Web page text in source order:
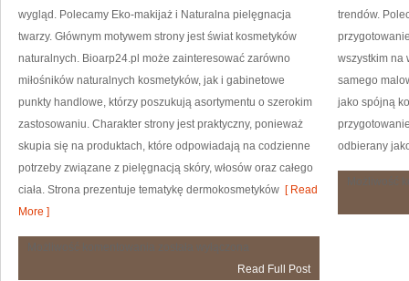
wygląd. Polecamy Eko-makijaż i Naturalna pielęgnacja
twarzy. Głównym motywem strony jest świat kosmetyków
naturalnych. Bioarp24.pl może zainteresować zarówno
miłośników naturalnych kosmetyków, jak i gabinetowe
punkty handlowe, którzy poszukują asortymentu o szerokim
zastosowaniu. Charakter strony jest praktyczny, ponieważ
skupia się na produktach, które odpowiadają na codzienne
potrzeby związane z pielęgnacją skóry, włosów oraz całego
ciała. Strona prezentuje tematykę dermokosmetyków [ Read
More ]
Read Full Post
trendów.
wszystkim na
samego
jako spójną
odbierany